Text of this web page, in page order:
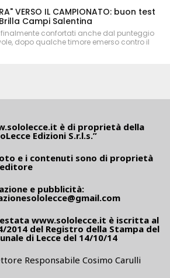
VERSO IL CAMPIONATO: buon test
Campi Salentina
finalmente confortati anche dal punteggio
dopo qualche timore emerso contro il
è di proprietà della
Edizioni S.r.l.s.”
e i contenuti sono di proprietà
e pubblicità:
www.sololecce.it è iscritta al
2014 del Registro della Stampa del
di Lecce del 14/10/14
Responsabile Cosimo Carulli